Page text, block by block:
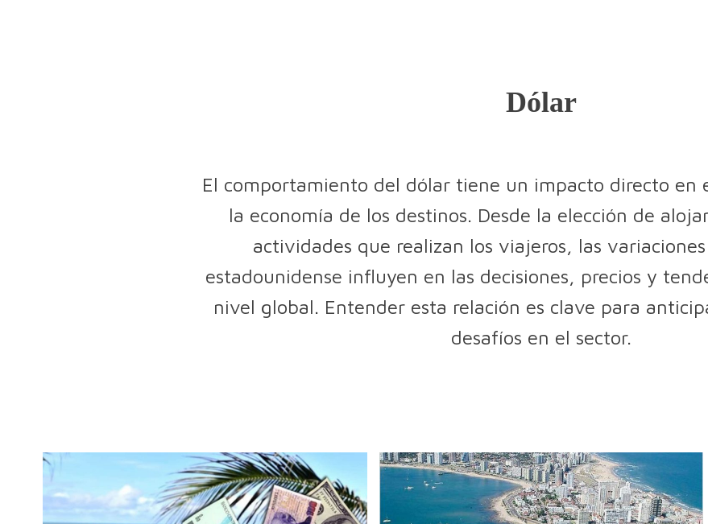
Dólar
El comportamiento del dólar tiene un impacto directo en
la economía de los destinos. Desde la elección de
actividades que realizan los viajeros, las
estadounidense influyen en las decisiones, precios y
nivel global. Entender esta relación es clave para
desafíos en el sector.